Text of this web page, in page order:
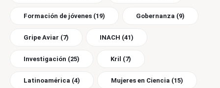
Formación de jóvenes (19) Gobernanza (9)
Gripe Aviar (7) INACH (41)
Investigación (25) Kril (7)
Latinoamérica (4) Mujeres en Ciencia (15)